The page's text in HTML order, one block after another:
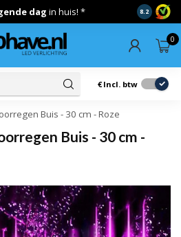
dag in huis! * Gratis
8.2
0
€ Incl. btw
Buis - 30 cm - Roze
Buis - 30 cm -